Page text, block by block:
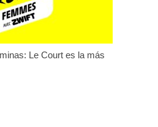
Le Court es la más